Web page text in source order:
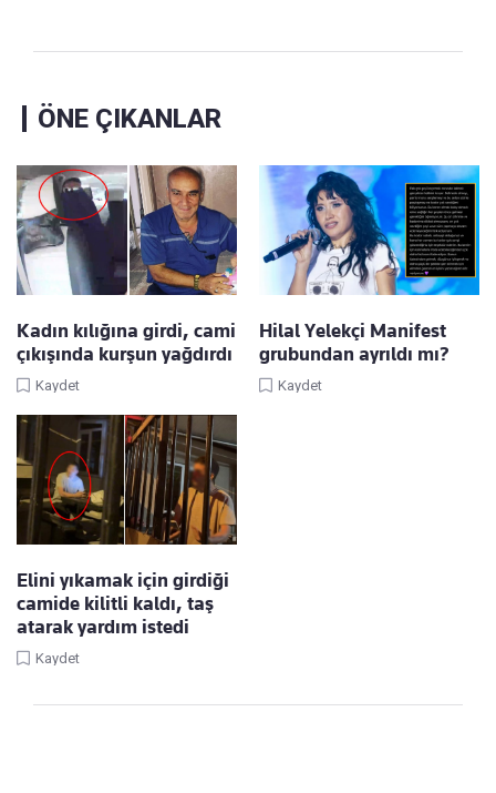
ÖNE ÇIKANLAR
Kadın kılığına girdi, cami
çıkışında kurşun yağdırdı
Kaydet
Hilal Yelekçi Manifest
grubundan ayrıldı mı?
Kaydet
Elini yıkamak için girdiği
camide kilitli kaldı, taş
atarak yardım istedi
Kaydet